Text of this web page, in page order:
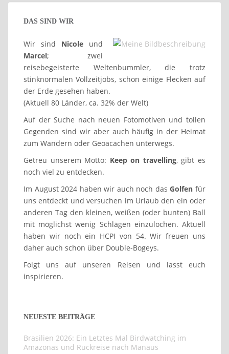
DAS SIND WIR
Wir sind Nicole und
Marcel; zwei
reisebegeisterte Weltenbummler, die trotz
stinknormalen Vollzeitjobs, schon einige Flecken auf
der Erde gesehen haben.
(Aktuell 80 Länder, ca. 32% der Welt)
Auf der Suche nach neuen Fotomotiven und tollen
Gegenden sind wir aber auch häufig in der Heimat
zum Wandern oder Geoacachen unterwegs.
Getreu unserem Motto: Keep on travelling, gibt es
noch viel zu entdecken.
Im August 2024 haben wir auch noch dasGolfen für
uns entdeckt und versuchen im Urlaub den ein oder
anderen Tag den kleinen, weißen (oder bunten) Ball
mit möglichst wenig Schlägen einzulochen. Aktuell
haben wir noch ein HCPI von 54. Wir freuen uns
daher auch schon über Double-Bogeys.
Folgt uns auf unseren Reisen und lasst euch
inspirieren.
NEUESTE BEITRÄGE
Brasilien 2026: Ein Letztes Mal Birdwatching im
Amazonas und Rückreise nach Manaus